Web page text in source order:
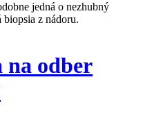
jedná o nezhubný
z nádoru.
na odber